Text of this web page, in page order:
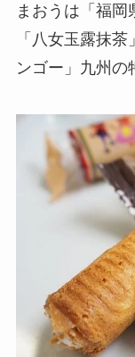
まおうは「福
「八女玉露抹
ンゴー」九州の